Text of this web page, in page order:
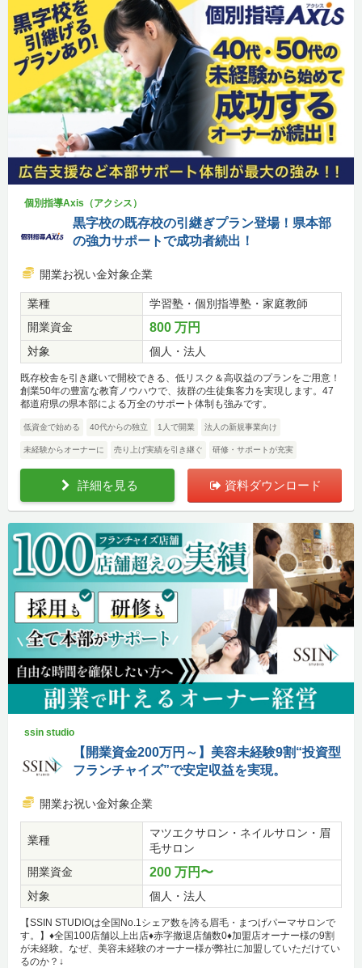
個別指導Axis（アクシス）
黒字校の既存校の引継ぎプラン登場！県本部
の強力サポートで成功者続出！
開業お祝い金対象企業
業種
学習塾・個別指導塾・家庭教師
開業資金
800 万円
対象 個人・法人
既存校舎を引き継いで開校できる、低リスク＆高収益のプランをご用意！
創業50年の豊富な教育ノウハウで、抜群の生徒集客力を実現します。47
都道府県の県本部による万全のサポート体制も強みです。
低資金で始める 40代からの独立 1人で開業 法人の新規事業向け
未経験からオーナーに 売り上げ実績を引き継ぐ 研修・サポートが充実
詳細を見る 資料ダウンロード
ssin studio
【開業資金200万円～】美容未経験9割“投資型
フランチャイズ”で安定収益を実現。
開業お祝い金対象企業
業種
マツエクサロン・ネイルサロン・眉
毛サロン
開業資金
200 万円〜
対象 個人・法人
【SSIN STUDIOは全国No.1シェア数を誇る眉毛・まつげパーマサロンで
す。】♦全国100店舗以上出店♦赤字撤退店舗数0♦加盟店オーナー様の9割
が未経験。なぜ、美容未経験のオーナー様が弊社に加盟していただけてい
るのか？↓